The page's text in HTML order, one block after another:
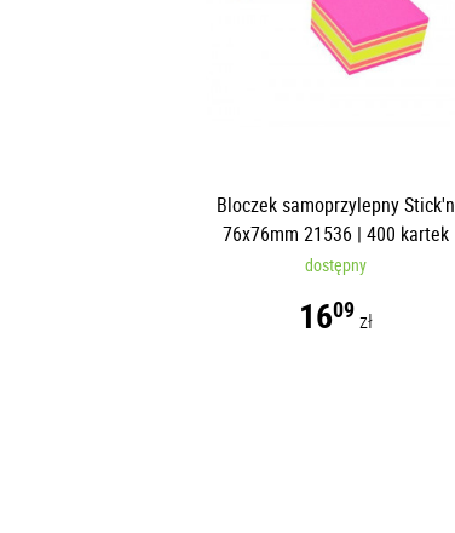
Bloczek samoprzylepny Stick'n
76x76mm 21536 | 400 kartek
dostępny
1609zł